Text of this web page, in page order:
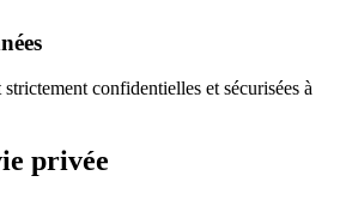
confidentielles et sécurisées à
privée